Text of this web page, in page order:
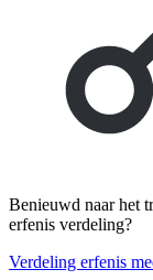
Benieuwd naar het
erfenis verdeling?
Verdeling erfenis